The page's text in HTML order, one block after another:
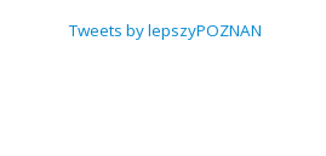
Tweets by lepszyPOZNAN